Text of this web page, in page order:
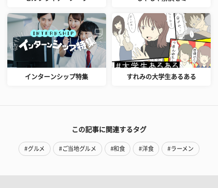
インターンシップ特集 すれみの大学生あるある
この記事に関連するタグ
#グルメ #ご当地グルメ #和食 #洋食 #ラーメン